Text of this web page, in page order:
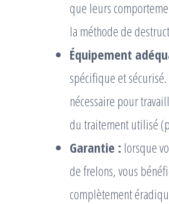
que leurs
la méthode de
Équipement
spécifique et sécurisé.
nécessaire pour
du traitement utilisé
Garantie : lorsque
de frelons, vous
complètement